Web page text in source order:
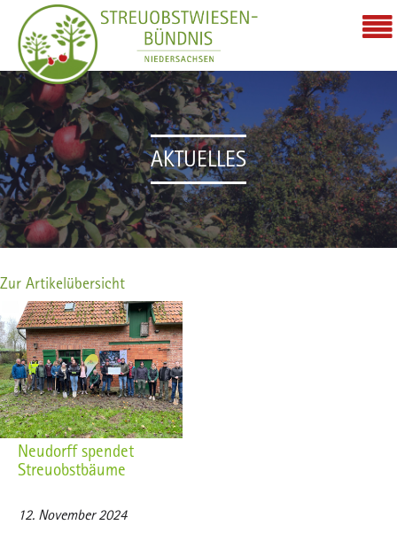
AKTUELLES
Zur Artikelübersicht
Neudorff spendet
Streuobstbäume
12. November 2024